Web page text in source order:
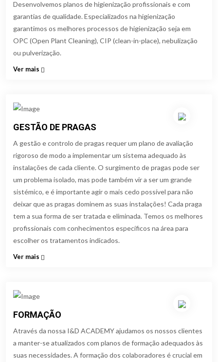
Desenvolvemos planos de higienização profissionais e com
garantias de qualidade. Especializados na higienização
garantimos os melhores processos de higienização seja em
OPC (Open Plant Cleaning), CIP (clean-in-place), nebulização
ou pulverização.
Ver mais
GESTÃO DE PRAGAS
A gestão e controlo de pragas requer um plano de avaliação
rigoroso de modo a implementar um sistema adequado às
instalações de cada cliente. O surgimento de pragas pode ser
um problema isolado, mas pode também vir a ser um grande
sistémico, e é importante agir o mais cedo possível para não
deixar que as pragas dominem as suas instalações! Cada praga
tem a sua forma de ser tratada e eliminada. Temos os melhores
profissionais com conhecimentos específicos na área para
escolher os tratamentos indicados.
Ver mais
FORMAÇÃO
Através da nossa I&D ACADEMY ajudamos os nossos clientes
a manter-se atualizados com planos de formação adequados às
suas necessidades. A formação dos colaboradores é crucial em